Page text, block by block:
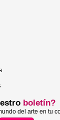
boletín?
del arte en tu